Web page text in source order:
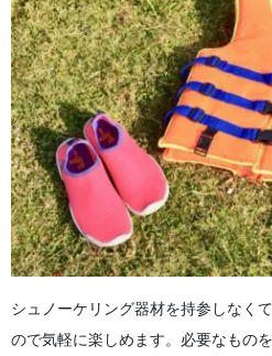
シュノーケリング器材を持参しなく
ので気軽に楽しめます。必要なもの